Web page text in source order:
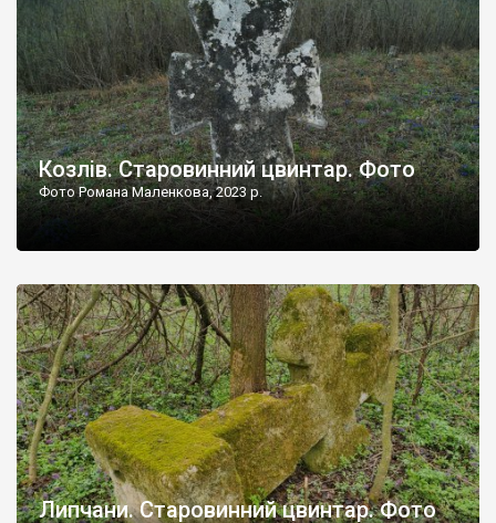
Козлів. Старовинний цвинтар. Фото
Фото Романа Маленкова, 2023 р.
Липчани. Старовинний цвинтар. Фото